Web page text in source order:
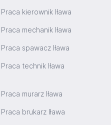
Praca kierownik Iława
Praca mechanik Iława
Praca spawacz Iława
Praca technik Iława
Praca murarz Iława
Praca brukarz Iława